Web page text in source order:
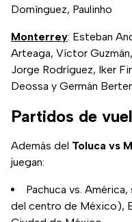
Domínguez, Paulinho
Monterrey: Esteban
Arteaga, Víctor
Jorge Rodríguez, Iker
Deossa y Germán
Partidos de
Además del Toluca vs
juegan:
Pachuca vs.
del centro de México),